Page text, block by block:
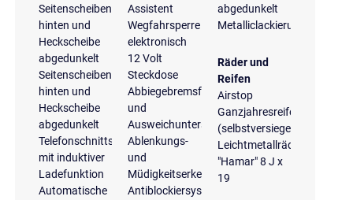
Seitenscheiben
hinten und
Heckscheibe
abgedunkelt
Seitenscheiben
hinten und
Heckscheibe
abgedunkelt
Telefonschnittstelle
mit induktiver
Ladefunktion
Automatische
Assistent
Wegfahrsperre
elektronisch
12 Volt
Steckdose
Abbiegebremsfunktion
und
Ausweichunterstützung
Ablenkungs-
und
Müdigkeitserkennung
Antiblockiersystem
abgedunkelt
Metalliclackierung
Räder und
Reifen
Airstop
Ganzjahresreifen
(selbstversiegelnd)
Leichtmetallräder
"Hamar" 8 J x
19